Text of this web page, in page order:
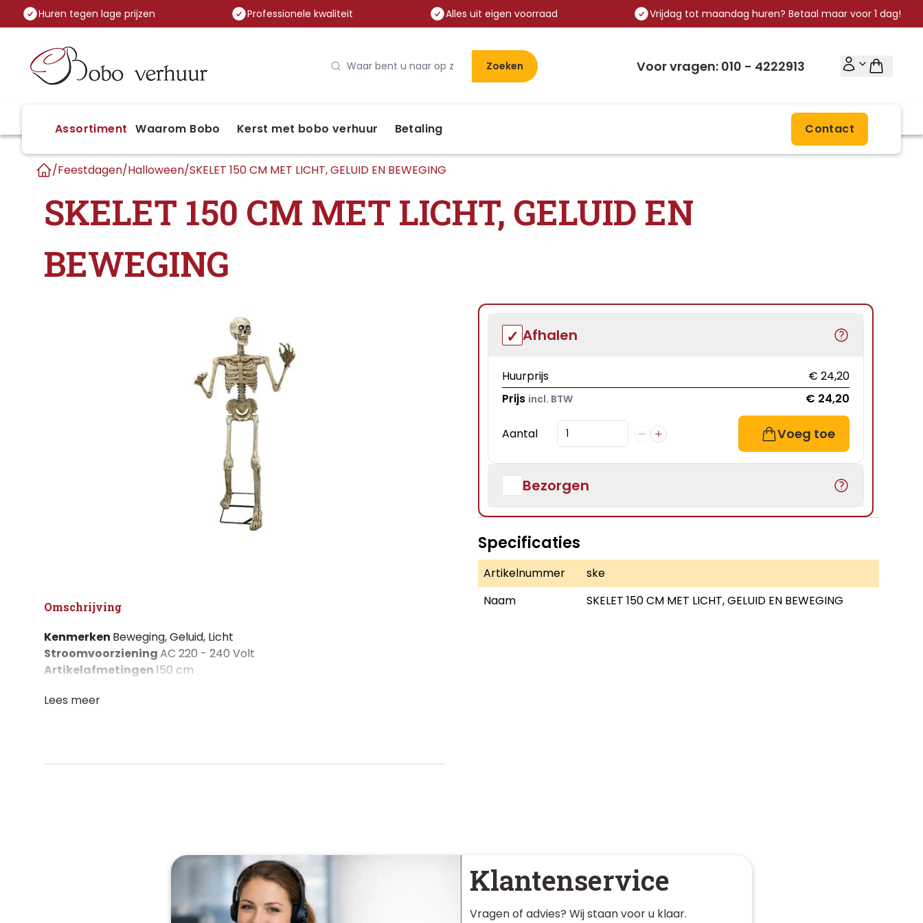
Huren tegen lage prijzen Professionele kwaliteit Alles uit eigen voorraad Vrijdag tot maandag huren? Betaal maar voor 1 dag!
Zoeken Voor vragen: 010 - 4222913
Assortiment Waarom Bobo Kerst met bobo verhuur Betaling Contact
/Feestdagen/Halloween/SKELET 150 CM MET LICHT, GELUID EN BEWEGING
SKELET 150 CM MET LICHT, GELUID EN
BEWEGING
Omschrijving
Kenmerken Beweging, Geluid, Licht
StroomvoorzieningAC 220 - 240 Volt
Artikelafmetingen150 cm
Lees meer
Afhalen
Huurprijs
€ 24,20
Prijs incl. BTW € 24,20
Aantal Voeg toe
Bezorgen
Specificaties
Artikelnummer
ske
Naam
SKELET 150 CM MET LICHT, GELUID EN BEWEGING
Klantenservice
Vragen of advies? Wij staan voor u klaar.